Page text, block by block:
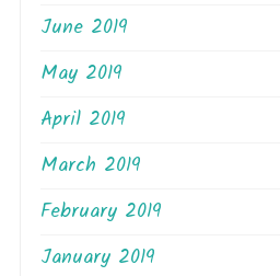
June 2019
May 2019
April 2019
March 2019
February 2019
January 2019